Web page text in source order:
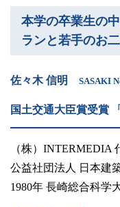
受
本学の卒業生の
ランと若手のお
佐々木 信明 SASAKI
国土交通大臣賞受賞
（株）INTERMEDIA
公益社団法人 日本建
1980年 長崎総合科学